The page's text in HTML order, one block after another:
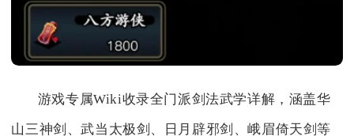
游戏专属Wiki收录全门派剑法武学详解，涵盖华
山三神剑、武当太极剑、日月辟邪剑、峨眉倚天剑等